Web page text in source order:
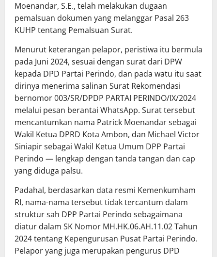
Moenandar, S.E., telah melakukan dugaan
pemalsuan dokumen yang melanggar Pasal 263
KUHP tentang Pemalsuan Surat.
Menurut keterangan pelapor, peristiwa itu bermula
pada Juni 2024, sesuai dengan surat dari DPW
kepada DPD Partai Perindo, dan pada watu itu saat
dirinya menerima salinan Surat Rekomendasi
bernomor 003/SR/DPDP PARTAI PERINDO/IX/2024
melalui pesan berantai WhatsApp. Surat tersebut
mencantumkan nama Patrick Moenandar sebagai
Wakil Ketua DPRD Kota Ambon, dan Michael Victor
Siniapir sebagai Wakil Ketua Umum DPP Partai
Perindo — lengkap dengan tanda tangan dan cap
yang diduga palsu.
Padahal, berdasarkan data resmi Kemenkumham
RI, nama-nama tersebut tidak tercantum dalam
struktur sah DPP Partai Perindo sebagaimana
diatur dalam SK Nomor MH.HK.06.AH.11.02 Tahun
2024 tentang Kepengurusan Pusat Partai Perindo.
Pelapor yang juga merupakan pengurus DPD